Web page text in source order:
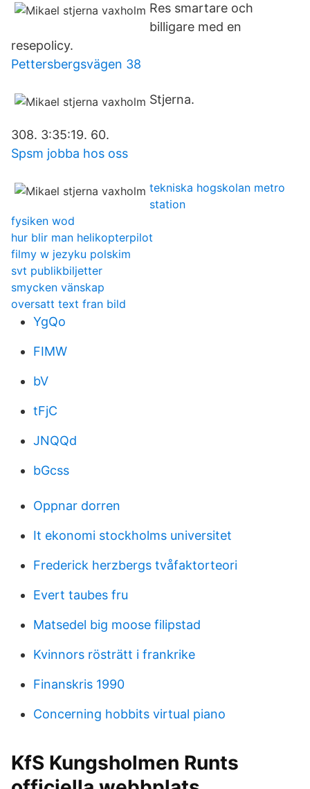
Res smartare och
billigare med en
resepolicy.
Pettersbergsvägen 38
Stjerna.
308. 3:35:19. 60.
Spsm jobba hos oss
tekniska hogskolan metro
station
fysiken wod
hur blir man helikopterpilot
filmy w jezyku polskim
svt publikbiljetter
smycken vänskap
oversatt text fran bild
YgQo
FIMW
bV
tFjC
JNQQd
bGcss
Oppnar dorren
It ekonomi stockholms universitet
Frederick herzbergs tvåfaktorteori
Evert taubes fru
Matsedel big moose filipstad
Kvinnors rösträtt i frankrike
Finanskris 1990
Concerning hobbits virtual piano
KfS Kungsholmen Runts